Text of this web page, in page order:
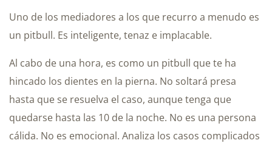
Uno de los mediadores a los que recurro a menudo es
un pitbull. Es inteligente, tenaz e implacable.
Al cabo de una hora, es como un pitbull que te ha
hincado los dientes en la pierna. No soltará presa
hasta que se resuelva el caso, aunque tenga que
quedarse hasta las 10 de la noche. No es una persona
cálida. No es emocional. Analiza los casos complicados